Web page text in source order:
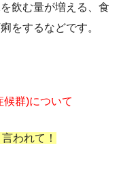
飲む量が増える、食
をするなどです。
候群)について
われて！